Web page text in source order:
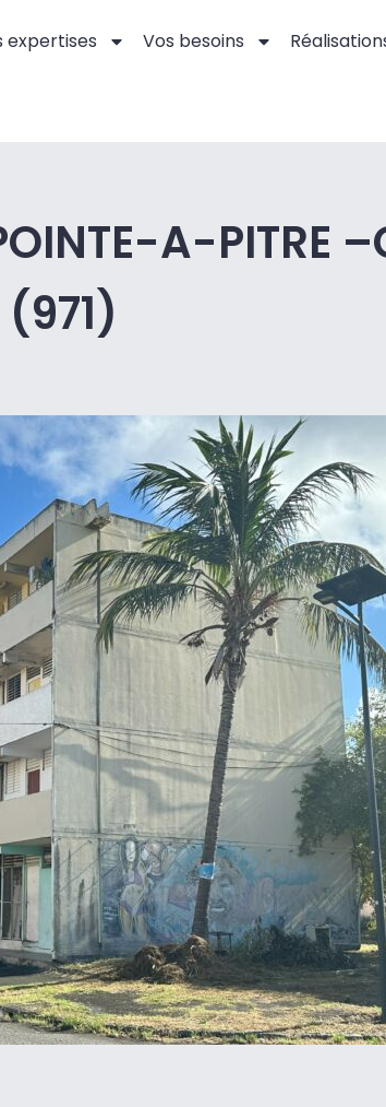
expertises Vos besoins
A-PITRE
(971)